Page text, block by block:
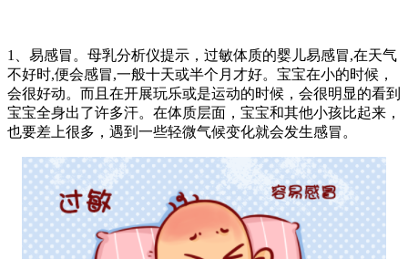
1、易感冒。母乳分析仪提示，过敏体质的婴儿易感冒,在天气
不好时,便会感冒,一般十天或半个月才好。宝宝在小的时候，
会很好动。而且在开展玩乐或是运动的时候，会很明显的看到
宝宝全身出了许多汗。在体质层面，宝宝和其他小孩比起来，
也要差上很多，遇到一些轻微气候变化就会发生感冒。